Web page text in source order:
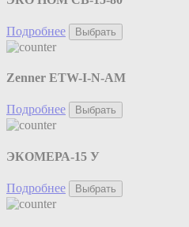
Подробнее Выбрать
Zenner ETW-I-N-AM
Подробнее Выбрать
ЭКОМЕРА-15 У
Подробнее Выбрать